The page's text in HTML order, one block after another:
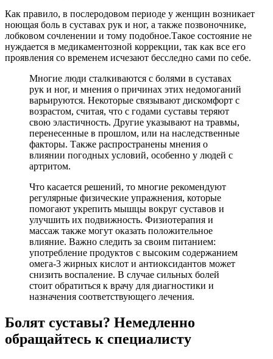
Как правило, в послеродовом периоде у женщин возникает
ноющая боль в суставах рук и ног, а также позвоночнике,
лобковом сочленении и тому подобное.Такое состояние не
нуждается в медикаментозной коррекции, так как все его
проявления со временем исчезают бесследно сами по себе.
Многие люди сталкиваются с болями в суставах
рук и ног, и мнения о причинах этих недомоганий
варьируются. Некоторые связывают дискомфорт с
возрастом, считая, что с годами суставы теряют
свою эластичность. Другие указывают на травмы,
перенесенные в прошлом, или на наследственные
факторы. Также распространены мнения о
влиянии погодных условий, особенно у людей с
артритом.
Что касается решений, то многие рекомендуют
регулярные физические упражнения, которые
помогают укрепить мышцы вокруг суставов и
улучшить их подвижность. Физиотерапия и
массаж также могут оказать положительное
влияние. Важно следить за своим питанием:
употребление продуктов с высоким содержанием
омега-3 жирных кислот и антиоксидантов может
снизить воспаление. В случае сильных болей
стоит обратиться к врачу для диагностики и
назначения соответствующего лечения.
Болят суставы? Немедленно
обращайтесь к специалисту